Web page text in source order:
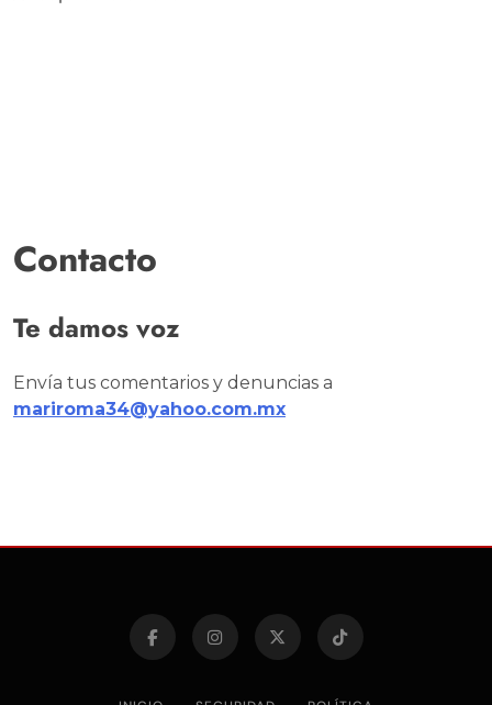
Contacto
Te damos voz
Envía tus comentarios y denuncias a
mariroma34@yahoo.com.mx